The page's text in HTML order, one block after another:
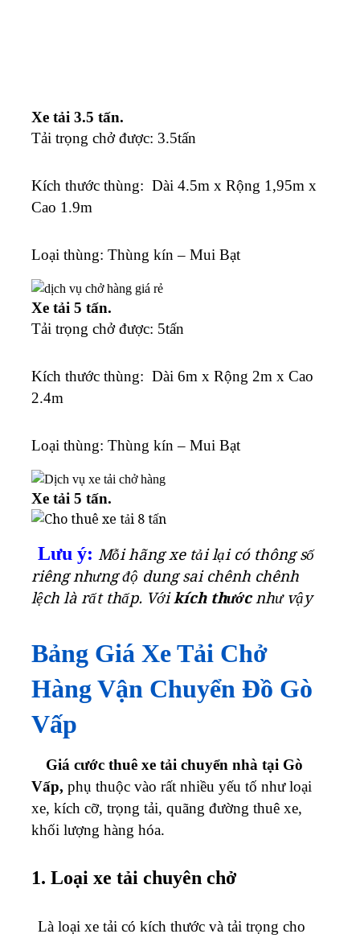
Xe tải 3.5 tấn.
Tải trọng chở được: 3.5tấn
Kích thước thùng: Dài 4.5m x Rộng 1,95m x
Cao 1.9m
Loại thùng: Thùng kín – Mui Bạt
Xe tải 5 tấn.
Tải trọng chở được: 5tấn
Kích thước thùng: Dài 6m x Rộng 2m x Cao
2.4m
Loại thùng: Thùng kín – Mui Bạt
Xe tải 5 tấn.
Lưu ý: Mỗi hãng xe tải lại có thông số
riêng nhưng độ dung sai chênh chênh
lệch là rất thấp. Vớikích thướcnhư vậy
Bảng Giá Xe Tải Chở
Hàng Vận Chuyển Đồ Gò
Vấp
Giá cước thuê xe tải chuyển nhà tại Gò
Vấp, phụ thuộc vào rất nhiều yếu tố như loại
xe, kích cỡ, trọng tải, quãng đường thuê xe,
khối lượng hàng hóa.
1. Loại xe tải chuyên chở
Là loại xe tải có kích thước và tải trọng cho